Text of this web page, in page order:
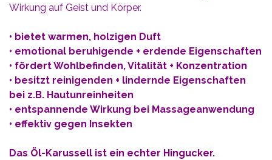
Wirkung auf Geist und Körper.
• bietet warmen, holzigen Duft
• emotional beruhigende + erdende Eigenschaften
• fördert Wohlbefinden, Vitalität + Konzentration
• besitzt reinigenden + lindernde Eigenschaften
bei z.B. Hautunreinheiten
• entspannende Wirkung bei Massageanwendung
• effektiv gegen Insekten
Das Öl-Karussell ist ein echter Hingucker.